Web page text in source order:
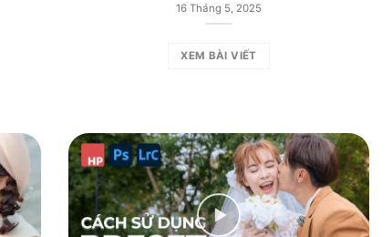
16 Tháng 5, 2025
XEM BÀI VIẾT